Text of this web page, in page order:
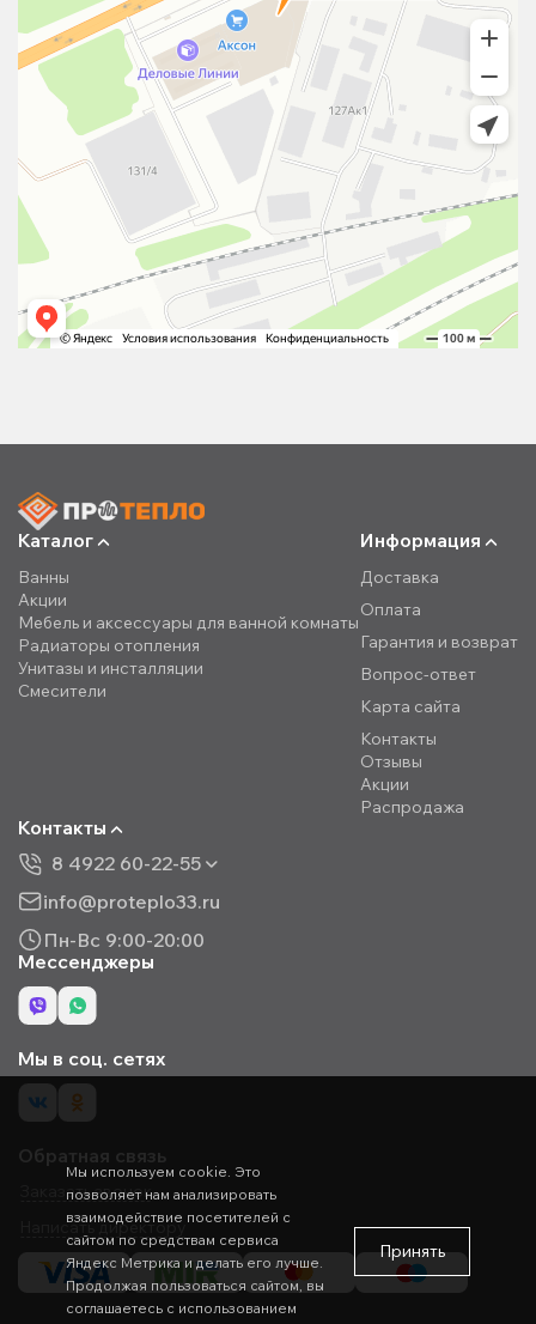
Каталог
Ванны
Акции
Мебель и аксессуары для ванной комнаты
Радиаторы отопления
Унитазы и инсталляции
Смесители
Информация
Доставка
Оплата
Гарантия и возврат
Вопрос-ответ
Карта сайта
Контакты
Отзывы
Акции
Распродажа
Контакты
8 4922 60-22-55
info@proteplo33.ru
Пн-Вс 9:00-20:00
Мессенджеры
Мы в соц. сетях
Обратная связь
Заказать звонок
Написать директору
Мы используем cookie. Это
позволяет нам анализировать
взаимодействие посетителей с
сайтом по средствам сервиса
Яндекс Метрика и делать его лучше.
Продолжая пользоваться сайтом, вы
соглашаетесь с использованием
Принять